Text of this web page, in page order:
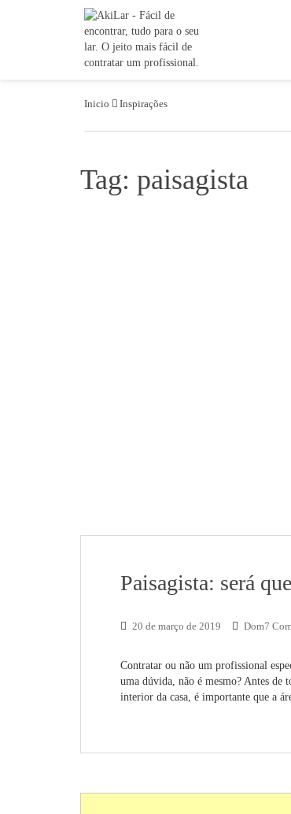
Inicio Inspirações
Tag: paisagista
Paisagista: será
20 de março de 2019 Dom7
Contratar ou não um profissional
uma dúvida, não é mesmo? Antes de
interior da casa, é importante que a